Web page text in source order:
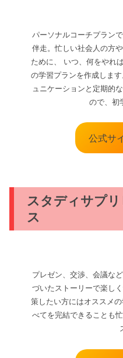
パーソナルコーチプラン
伴走。忙しい社会人の方
ために、 いつ、何をやれ
の学習プランを作成しま
ュニケーションと定期的
ので、初
公式サ
スタディサプ
ス
プレゼン、交渉、会議な
づいたストーリーで楽し
策したい方にはオススメ
べてを完結できることも